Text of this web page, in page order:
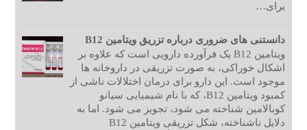
برای…
دانستنی های ضروری درباره تزریق ویتامین B12
ویتامین B12 یک فرآورده دارویی است که علاوه بر
اشکال خوراکی، به صورت تزریقی در داروخانه ها
موجود است. این دارو برای درمان اختلالات ناشی از
کمبود ویتامین B12، که با نام شیمیایی سیانو
کوبالامین شناخته می شود، تجویز می شود. اما به
دلایل ناشناخته، شکل تزریقی ویتامین B12